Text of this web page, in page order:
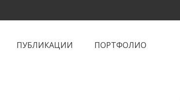
ПУБЛИКАЦИИ ПОРТФОЛИО